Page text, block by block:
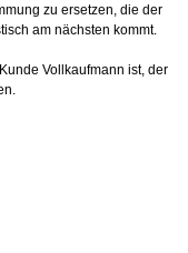
zu ersetzen, die der
am nächsten kommt.
Vollkaufmann ist, der